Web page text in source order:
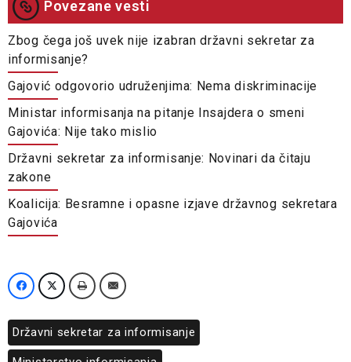
Povezane vesti
Zbog čega još uvek nije izabran državni sekretar za
informisanje?
Gajović odgovorio udruženjima: Nema diskriminacije
Ministar informisanja na pitanje Insajdera o smeni
Gajovića: Nije tako mislio
Državni sekretar za informisanje: Novinari da čitaju
zakone
Koalicija: Besramne i opasne izjave državnog sekretara
Gajovića
Državni sekretar za informisanje